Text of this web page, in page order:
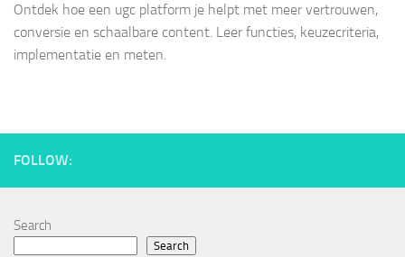
Ontdek hoe een ugc platform je helpt met meer vertrouwen,
conversie en schaalbare content. Leer functies, keuzecriteria,
implementatie en meten.
FOLLOW:
Search
Search